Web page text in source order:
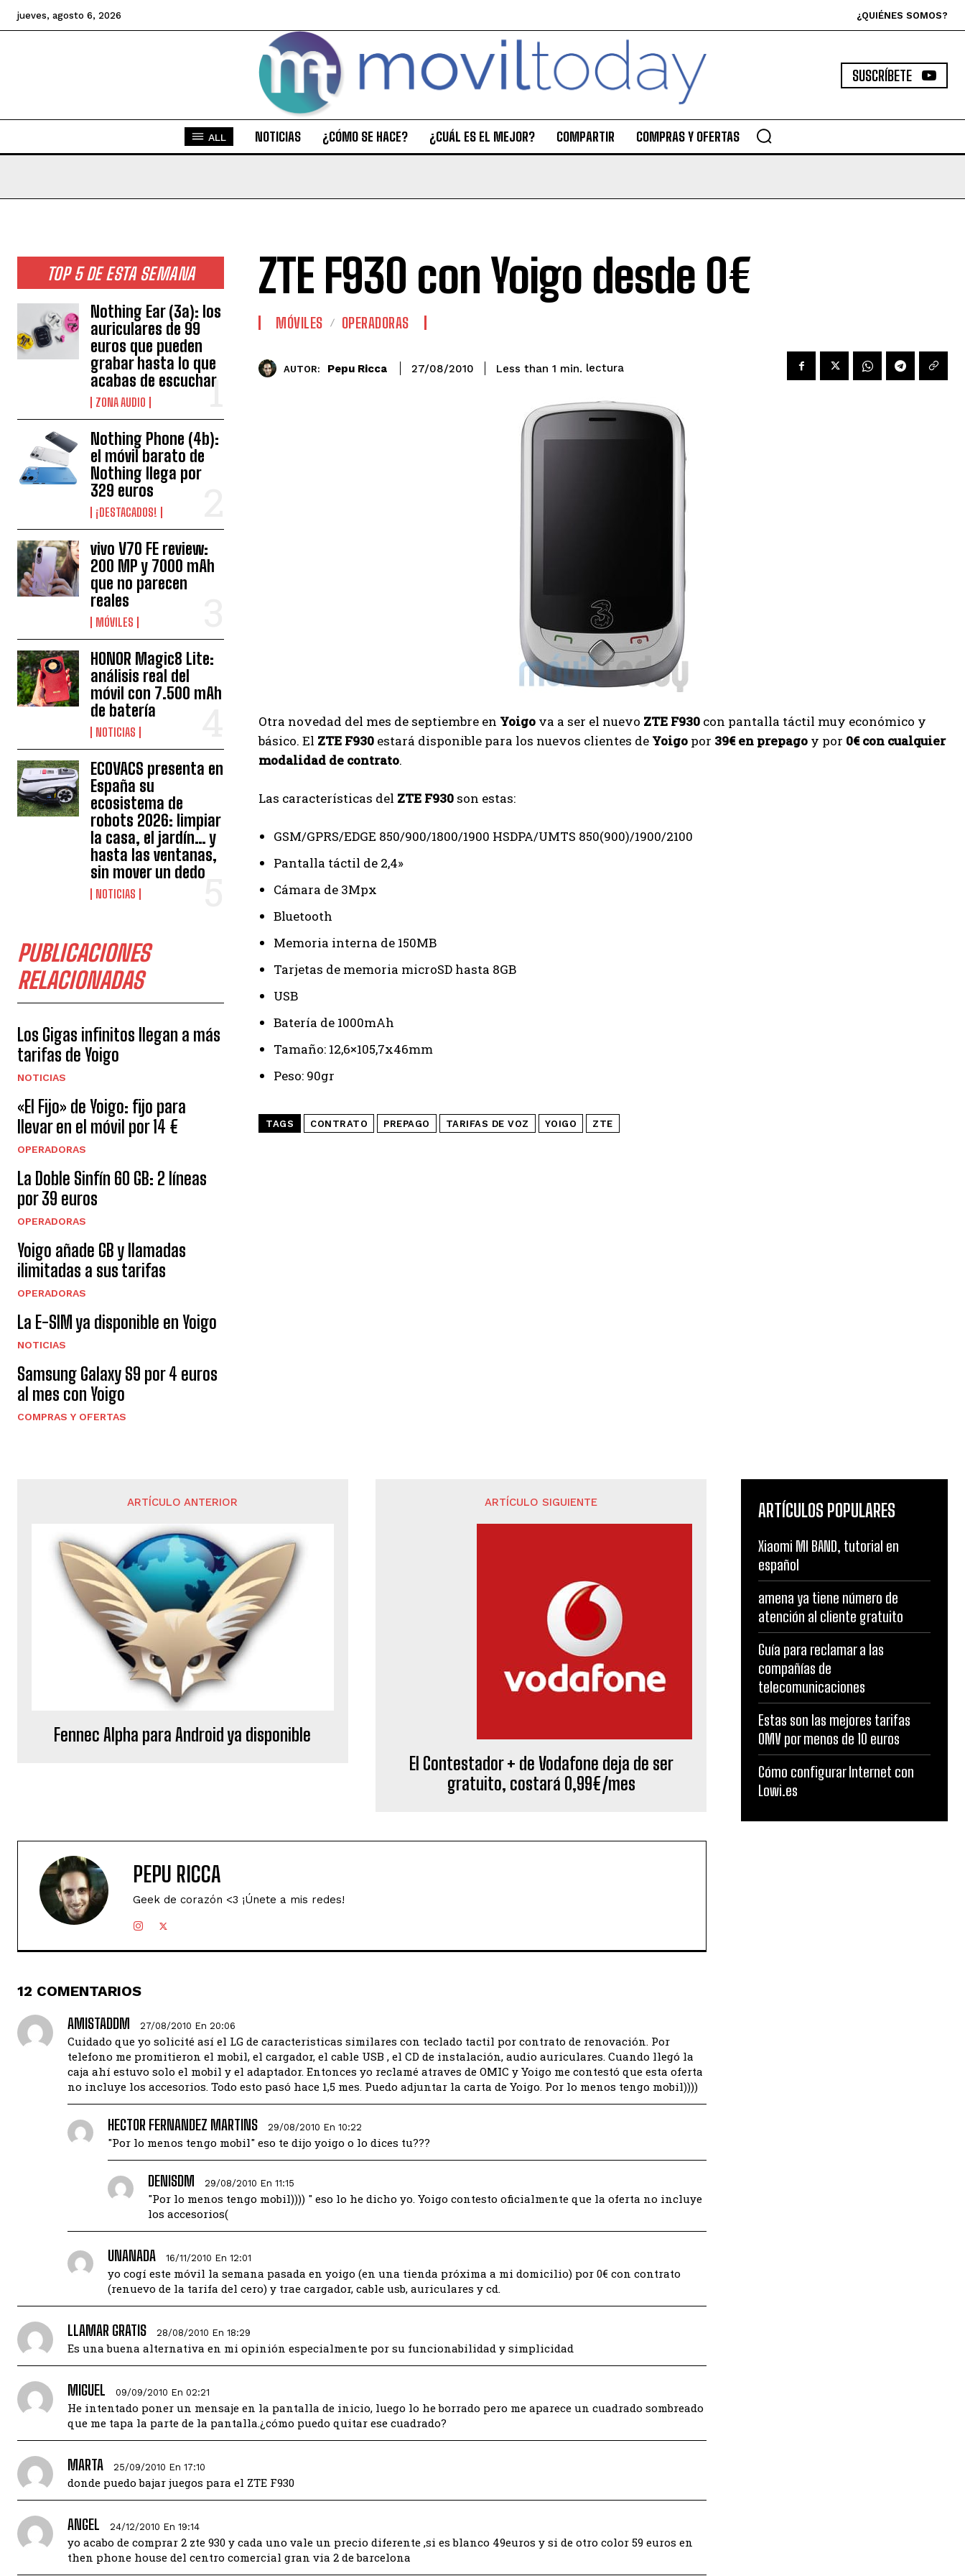
jueves, agosto 6, 2026 ¿QUIÉNES SOMOS?
SUSCRÍBETE
ALL NOTICIAS ¿CÓMO SE HACE? ¿CUÁL ES EL MEJOR? COMPARTIR COMPRAS Y OFERTAS
TOP 5 DE ESTA SEMANA
Nothing Ear (3a): los
auriculares de 99
euros que pueden
grabar hasta lo que
acabas de escuchar
ZONA AUDIO
Nothing Phone (4b):
el móvil barato de
Nothing llega por
329 euros
¡DESTACADOS!
vivo V70 FE review:
200 MP y 7000 mAh
que no parecen
reales
MÓVILES
HONOR Magic8 Lite:
análisis real del
móvil con 7.500 mAh
de batería
NOTICIAS
ECOVACS presenta en
España su
ecosistema de
robots 2026: limpiar
la casa, el jardín… y
hasta las ventanas,
sin mover un dedo
NOTICIAS
PUBLICACIONES
RELACIONADAS
Los Gigas infinitos llegan a más
tarifas de Yoigo
NOTICIAS
«El Fijo» de Yoigo: fijo para
llevar en el móvil por 14 €
OPERADORAS
La Doble Sinfín 60 GB: 2 líneas
por 39 euros
OPERADORAS
Yoigo añade GB y llamadas
ilimitadas a sus tarifas
OPERADORAS
La E-SIM ya disponible en Yoigo
NOTICIAS
Samsung Galaxy S9 por 4 euros
al mes con Yoigo
COMPRAS Y OFERTAS
ZTE F930 con Yoigo desde 0€
MÓVILES OPERADORAS
AUTOR: Pepu Ricca 27/08/2010 Less than 1 min. lectura
Otra novedad del mes de septiembre en Yoigo va a ser el nuevo ZTE F930 con pantalla táctil muy económico y
básico. El ZTE F930 estará disponible para los nuevos clientes de Yoigo por 39€ en prepago y por 0€ con cualquier
modalidad de contrato.
Las características del ZTE F930 son estas:
GSM/GPRS/EDGE 850/900/1800/1900 HSDPA/UMTS 850(900)/1900/2100
Pantalla táctil de 2,4»
Cámara de 3Mpx
Bluetooth
Memoria interna de 150MB
Tarjetas de memoria microSD hasta 8GB
USB
Batería de 1000mAh
Tamaño: 12,6×105,7x46mm
Peso: 90gr
TAGS CONTRATO PREPAGO TARIFAS DE VOZ YOIGO ZTE
ARTÍCULO ANTERIOR
Fennec Alpha para Android ya disponible
ARTÍCULO SIGUIENTE
El Contestador + de Vodafone deja de ser
gratuito, costará 0,99€/mes
PEPU RICCA
Geek de corazón <3 ¡Únete a mis redes!
12 COMENTARIOS
AMISTADDM
27/08/2010 En 20:06
Cuidado que yo solicité así el LG de caracteristicas similares con teclado tactil por contrato de renovación. Por
telefono me promitieron el mobil, el cargador, el cable USB , el CD de instalación, audio auriculares. Cuando llegó la
caja ahí estuvo solo el mobil y el adaptador. Entonces yo reclamé atraves de OMIC y Yoigo me contestó que esta oferta
no incluye los accesorios. Todo esto pasó hace 1,5 mes. Puedo adjuntar la carta de Yoigo. Por lo menos tengo mobil))))
HECTOR FERNANDEZ MARTINS 29/08/2010 En 10:22
"Por lo menos tengo mobil" eso te dijo yoigo o lo dices tu???
DENISDM 29/08/2010 En 11:15
"Por lo menos tengo mobil)))) " eso lo he dicho yo. Yoigo contesto oficialmente que la oferta no incluye
los accesorios(
UNANADA 16/11/2010 En 12:01
yo cogí este móvil la semana pasada en yoigo (en una tienda próxima a mi domicilio) por 0€ con contrato
(renuevo de la tarifa del cero) y trae cargador, cable usb, auriculares y cd.
LLAMAR GRATIS 28/08/2010 En 18:29
Es una buena alternativa en mi opinión especialmente por su funcionabilidad y simplicidad
MIGUEL 09/09/2010 En 02:21
He intentado poner un mensaje en la pantalla de inicio, luego lo he borrado pero me aparece un cuadrado sombreado
que me tapa la parte de la pantalla.¿cómo puedo quitar ese cuadrado?
MARTA 25/09/2010 En 17:10
donde puedo bajar juegos para el ZTE F930
ANGEL 24/12/2010 En 19:14
yo acabo de comprar 2 zte 930 y cada uno vale un precio diferente ,si es blanco 49euros y si de otro color 59 euros en
then phone house del centro comercial gran via 2 de barcelona
ARTÍCULOS POPULARES
Xiaomi MI BAND, tutorial en
español
amena ya tiene número de
atención al cliente gratuito
Guía para reclamar a las
compañías de
telecomunicaciones
Estas son las mejores tarifas
OMV por menos de 10 euros
Cómo configurar Internet con
Lowi.es